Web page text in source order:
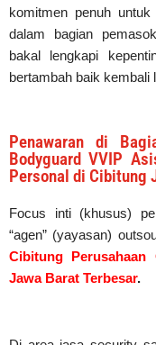
komitmen penuh
dalam bagian
bakal lengkapi
bertambah baik kembali
Penawaran di
Bodyguard VVIP
Personal di Cibitung
Focus inti (khusus)
“agen” (yayasan)
Cibitung
Jawa Barat Terbesar.